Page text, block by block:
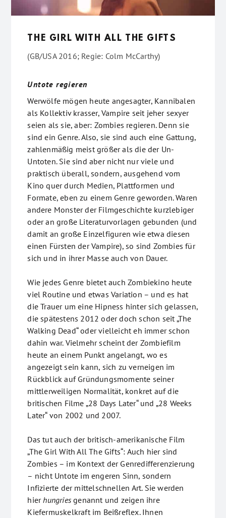
THE GIRL WITH ALL THE GIFTS
(GB/USA 2016; Regie: Colm McCarthy)
Untote regieren
Werwölfe mögen heute angesagter, Kannibalen
als Kollektiv krasser, Vampire seit jeher sexyer
seien als sie, aber: Zombies regieren. Denn sie
sind ein Genre. Also, sie sind auch eine Gattung,
zahlenmäßig meist größer als die der Un-
Untoten. Sie sind aber nicht nur viele und
praktisch überall, sondern, ausgehend vom
Kino quer durch Medien, Plattformen und
Formate, eben zu einem Genre geworden. Waren
andere Monster der Filmgeschichte kurzlebiger
oder an große Literaturvorlagen gebunden (und
damit an große Einzelfiguren wie etwa diesen
einen Fürsten der Vampire), so sind Zombies für
sich und in ihrer Masse auch von Dauer.
Wie jedes Genre bietet auch Zombiekino heute
viel Routine und etwas Variation – und es hat
die Trauer um eine Hipness hinter sich gelassen,
die spätestens 2012 oder doch schon seit „The
Walking Dead“ oder vielleicht eh immer schon
dahin war. Vielmehr scheint der Zombiefilm
heute an einem Punkt angelangt, wo es
angezeigt sein kann, sich zu verneigen im
Rückblick auf Gründungsmomente seiner
mittlerweiligen Normalität, konkret auf die
britischen Filme „28 Days Later“ und „28 Weeks
Later“ von 2002 und 2007.
Das tut auch der britisch-amerikanische Film
„The Girl With All The Gifts“: Auch hier sind
Zombies – im Kontext der Genredifferenzierung
– nicht Untote im engeren Sinn, sondern
Infizierte der mittelschnellen Art. Sie werden
hierhungries genannt und zeigen ihre
Kiefermuskelkraft im Beißreflex. Ihnen